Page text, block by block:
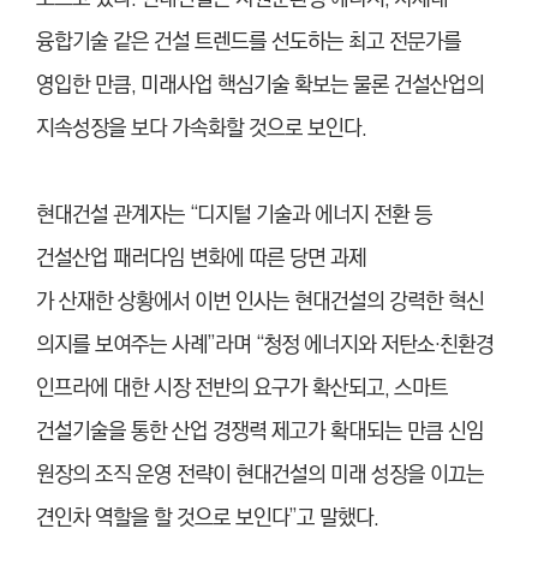
융합기술 같은 건설 트렌드를 선도하는 최고 전문가를
영입한 만큼, 미래사업 핵심기술 확보는 물론 건설산업의
지속성장을 보다 가속화할 것으로 보인다.
현대건설 관계자는 “디지털 기술과 에너지 전환 등
건설산업 패러다임 변화에 따른 당면 과제
가 산재한 상황에서 이번 인사는 현대건설의 강력한 혁신
의지를 보여주는 사례”라며 “청정 에너지와 저탄소·친환경
인프라에 대한 시장 전반의 요구가 확산되고, 스마트
건설기술을 통한 산업 경쟁력 제고가 확대되는 만큼 신임
원장의 조직 운영 전략이 현대건설의 미래 성장을 이끄는
견인차 역할을 할 것으로 보인다”고 말했다.